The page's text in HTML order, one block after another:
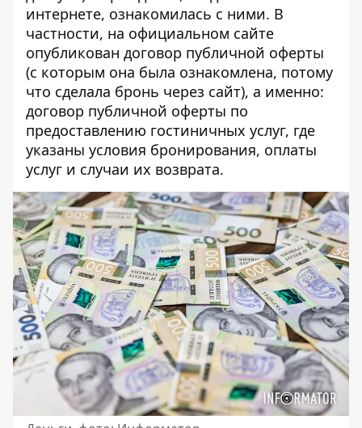
интернете, ознакомилась с ними. В
частности, на официальном сайте
опубликован договор публичной оферты
(с которым она была ознакомлена, потому
что сделала бронь через сайт), а именно:
договор публичной оферты по
предоставлению гостиничных услуг, где
указаны условия бронирования, оплаты
услуг и случаи их возврата.